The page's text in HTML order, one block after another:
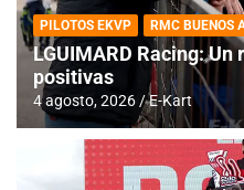
PILOTOS EKVP RMC BUENOS
LGUIMARD Racing:
positivas
4 agosto, 2026 E-Kart